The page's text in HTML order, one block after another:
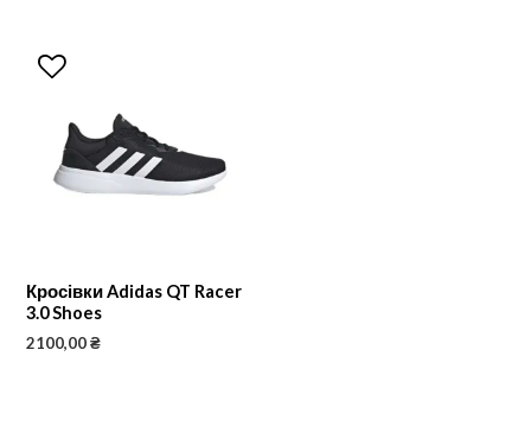
Кросівки Adidas QT Racer
3.0 Shoes
2100,00₴